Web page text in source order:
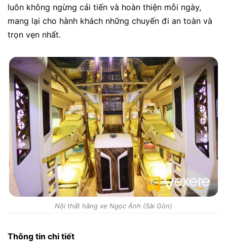
luôn không ngừng cải tiến và hoàn thiện mỗi ngày,
mang lại cho hành khách những chuyến đi an toàn và
trọn vẹn nhất.
Nội thất hãng xe Ngọc Ánh (Sài Gòn)
Thông tin chi tiết